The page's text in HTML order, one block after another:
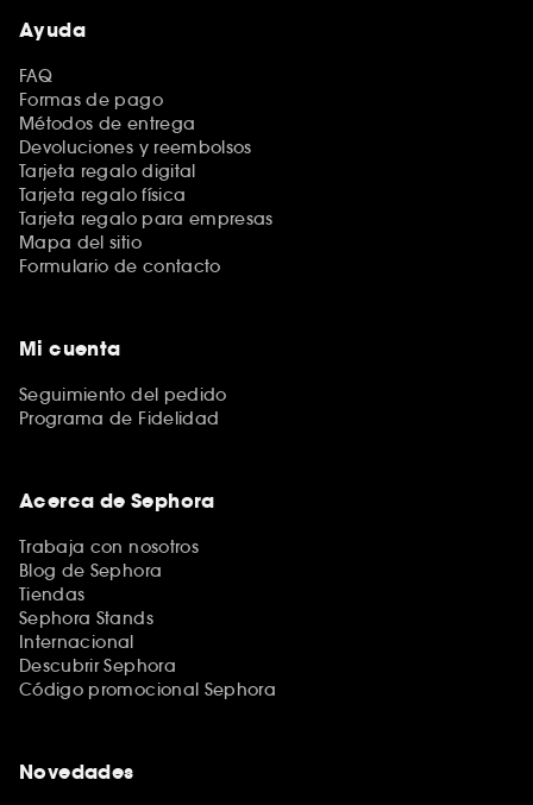
Ayuda
FAQ
Formas de pago
Métodos de entrega
Devoluciones y reembolsos
Tarjeta regalo digital
Tarjeta regalo física
Tarjeta regalo para empresas
Mapa del sitio
Formulario de contacto
Mi cuenta
Seguimiento del pedido
Programa de Fidelidad
Acerca de Sephora
Trabaja con nosotros
Blog de Sephora
Tiendas
Sephora Stands
Internacional
Descubrir Sephora
Código promocional Sephora
Novedades